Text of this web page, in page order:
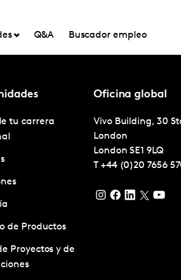
Q&A Buscador empleo
tu carrera
de Productos
Proyectos y de
Oficina global
Vivo Building, 30
London
London SE1 9LQ
T +44 (0)20 7656